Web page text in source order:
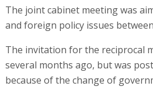
The joint cabinet meeting was
and foreign policy issues
The invitation for the reciprocal
several months ago, but was
because of the change of